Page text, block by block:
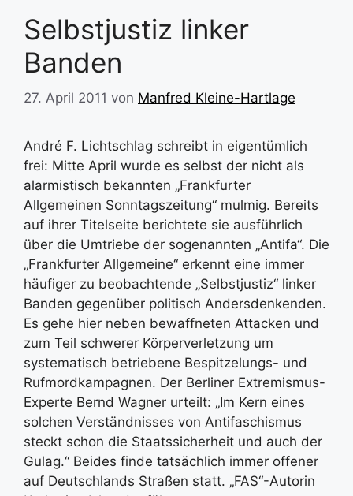
Selbstjustiz linker
Banden
27. April 2011 von Manfred Kleine-Hartlage
André F. Lichtschlag schreibt in eigentümlich
frei: Mitte April wurde es selbst der nicht als
alarmistisch bekannten „Frankfurter
Allgemeinen Sonntagszeitung“ mulmig. Bereits
auf ihrer Titelseite berichtete sie ausführlich
über die Umtriebe der sogenannten „Antifa“. Die
„Frankfurter Allgemeine“ erkennt eine immer
häufiger zu beobachtende „Selbstjustiz“ linker
Banden gegenüber politisch Andersdenkenden.
Es gehe hier neben bewaffneten Attacken und
zum Teil schwerer Körperverletzung um
systematisch betriebene Bespitzelungs- und
Rufmordkampagnen. Der Berliner Extremismus-
Experte Bernd Wagner urteilt: „Im Kern eines
solchen Verständnisses von Antifaschismus
steckt schon die Staatssicherheit und auch der
Gulag.“ Beides finde tatsächlich immer offener
auf Deutschlands Straßen statt. „FAS“-Autorin